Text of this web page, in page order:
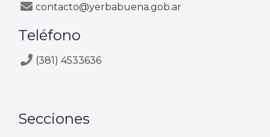
contacto@yerbabuena.gob.ar
Teléfono
(381) 4533636
Secciones